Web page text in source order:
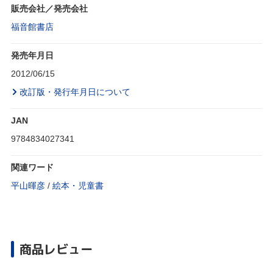
販売会社／発売会社
福音館書店
発売年月日
2012/06/15
改訂版・発行年月日について
JAN
9784834027341
関連ワード
平山暉彦 / 絵本・児童書
商品レビュー